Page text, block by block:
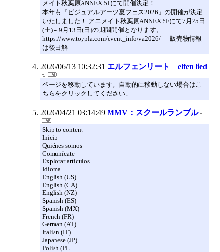
メイト秋葉原ANNEX 5Fにて開催決定！
本年も『ビジュアルアーツ夏フェス2026』の開催が決定
いたしました！ アニメイト秋葉原ANNEX 5Fにて7月25日
(土)～9月13日(日)の期間開催となります。
https://www.toypla.com/event_info/va2026/ 販売物情報
は後日解
2026/06/13 10:32:31 エルフェンリート elfen lied
ページを移動しています。自動的に移動しない場合はこ
ちらをクリックしてください。
2026/04/21 03:14:49 MMV：スクールランブル
Skip to content
Inicio
Quiénes somos
Comunícate
Explorar artículos
Idioma
English (US)
English (CA)
English (NZ)
Spanish (ES)
Spanish (MX)
French (FR)
German (AT)
Italian (IT)
Japanese (JP)
Polish (PL